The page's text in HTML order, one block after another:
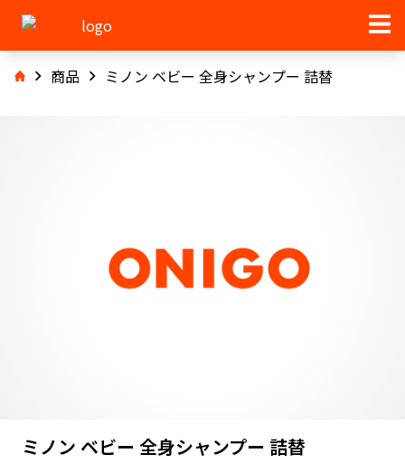
商品 ミノン ベビー 全身シャンプー 詰替
ミノン ベビー 全身シャンプー 詰替